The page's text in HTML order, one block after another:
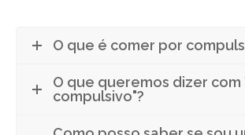
CONTATO
O que é comer por
O que queremos dizer
compulsivo"?